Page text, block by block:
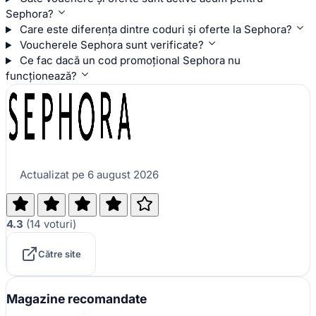
Sephora?
Care este diferența dintre coduri și oferte la Sephora?
Voucherele Sephora sunt verificate?
Ce fac dacă un cod promoțional Sephora nu
funcționează?
Actualizat pe 6 august 2026
4.3 (14 voturi)
Către site
Magazine recomandate